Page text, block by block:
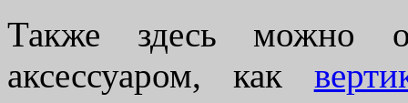
Также здесь можно
аксессуаром, как